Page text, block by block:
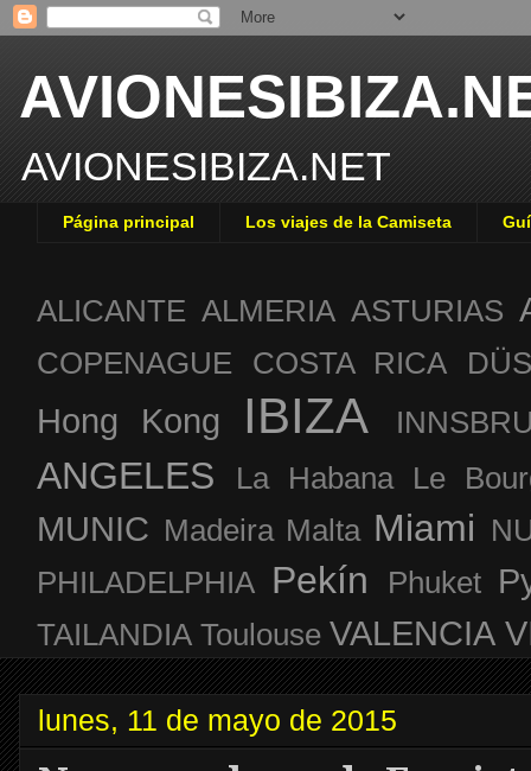
AVIONESIBIZA.NET
Página principal Los viajes de la Camiseta
ALICANTE ALMERIA ASTURIAS
COPENAGUE COSTA RICA
Hong Kong IBIZA
ANGELES La Habana Le
MUNIC Madeira Malta Miami
PHILADELPHIA Pekín Phuket
TAILANDIA Toulouse VALENCIA
lunes, 11 de mayo de 2015